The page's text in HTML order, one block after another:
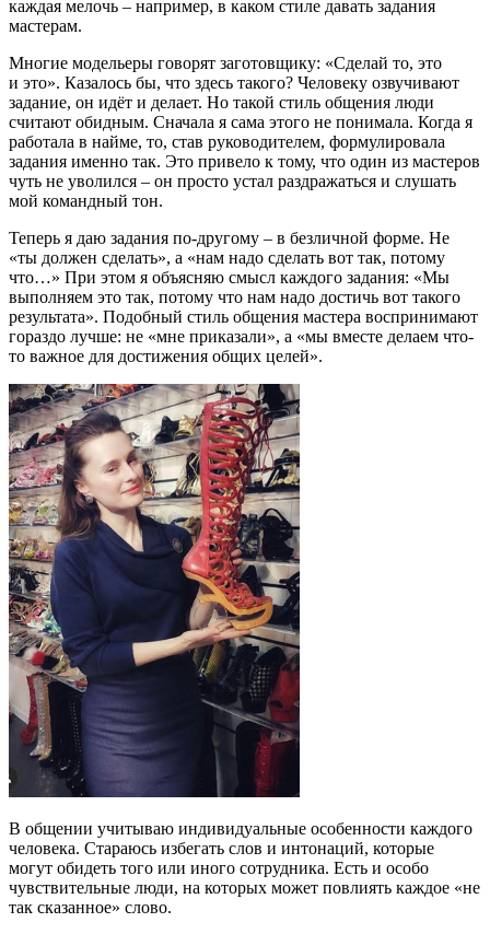
каждая мелочь – например, в каком стиле давать задания
мастерам.
Многие модельеры говорят заготовщику: «Сделай то, это
и это». Казалось бы, что здесь такого? Человеку озвучивают
задание, он идёт и делает. Но такой стиль общения люди
считают обидным. Сначала я сама этого не понимала. Когда я
работала в найме, то, став руководителем, формулировала
задания именно так. Это привело к тому, что один из мастеров
чуть не уволился – он просто устал раздражаться и слушать
мой командный тон.
Теперь я даю задания по-другому – в безличной форме. Не
«ты должен сделать», а «нам надо сделать вот так, потому
что…» При этом я объясняю смысл каждого задания: «Мы
выполняем это так, потому что нам надо достичь вот такого
результата». Подобный стиль общения мастера воспринимают
гораздо лучше: не «мне приказали», а «мы вместе делаем что-
то важное для достижения общих целей».
В общении учитываю индивидуальные особенности каждого
человека. Стараюсь избегать слов и интонаций, которые
могут обидеть того или иного сотрудника. Есть и особо
чувствительные люди, на которых может повлиять каждое «не
так сказанное» слово.